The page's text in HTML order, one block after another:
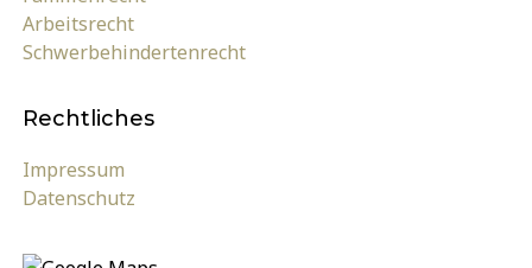
Arbeitsrecht
Schwerbehindertenrecht
Rechtliches
Impressum
Datenschutz